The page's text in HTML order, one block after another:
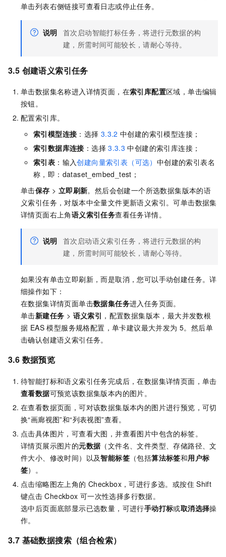
单击列表右侧链接可查看日志或停止任务。
说明 首次启动智能打标任务，将进行元数据的构
建，所需时间可能较长，请耐心等待。
3.5 创建语义索引任务
单击数据集名称进入详情页面，在索引库配置区域，单击编辑
按钮。
配置索引库。
索引模型连接 ：选择 3.3.2 中创建的索引模型连接；
索引数据库连接 ：选择 3.3.3 中创建的索引库连接；
索引表 ：输入创建向量索引表（可选） 中创建的索引表名
称，即：dataset_embed_test；
单击保存 > 立即刷新。然后会创建一个所选数据集版本的语
义索引任务，对版本中全量文件更新语义索引。可单击数据集
详情页面右上角语义索引任务查看任务详情。
说明 首次启动语义索引任务，将进行元数据的构
建，所需时间可能较长，请耐心等待。
如果没有单击立即刷新，而是取消，您可以手动创建任务。详
细操作如下：
在数据集详情页面单击数据集任务进入任务页面。
单击新建任务 > 语义索引 ，配置数据集版本，最大并发数根
据 EAS 模型服务规格配置，单卡建议最大并发为 5。然后单
击确认创建语义索引任务。
3.6 数据预览
待智能打标和语义索引任务完成后，在数据集详情页面，单击
查看数据可预览该数据集版本内的图片。
在查看数据页面，可对该数据集版本内的图片进行预览，可切
换“画廊视图”和“列表视图”查看。
点击具体图片，可查看大图，并查看图片中包含的标签。
详情页展示图片的元数据（文件名、文件类型、存储路径、文
件大小、修改时间）以及智能标签 （包括算法标签和用户标
签）。
点击缩略图左上角的 Checkbox，可进行多选。或按住 Shift
键点击 Checkbox 可一次性选择多行数据。
选中后页面底部显示已选数量，可进行手动打标或取消选择操
作。
3.7 基础数据搜索（组合检索）